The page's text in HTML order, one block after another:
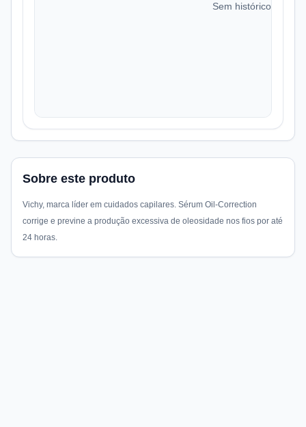
Sem histórico de
Sobre este produto
Vichy, marca líder em cuidados capilares. Sérum Oil-Correction
corrige e previne a produção excessiva de oleosidade nos fios por até
24 horas.